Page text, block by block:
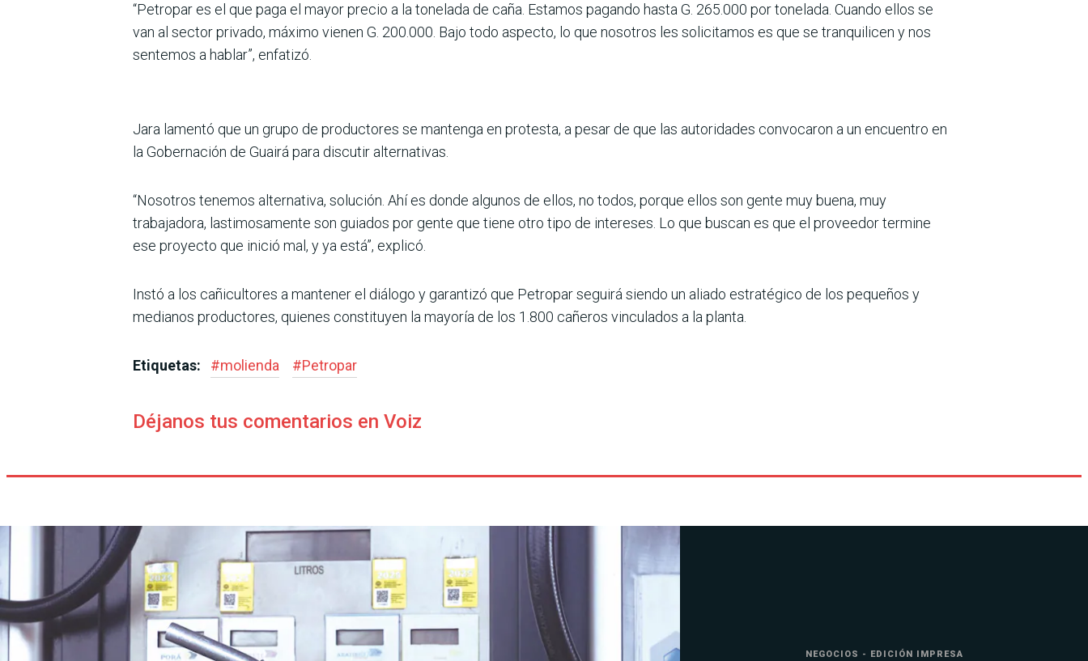
“Petropar es el que paga el mayor precio a la tonelada de caña. Estamos pagando hasta G. 265.000 por tonelada. Cuando ellos se
van al sector privado, máximo vienen G. 200.000. Bajo todo aspecto, lo que nosotros les solicitamos es que se tranquilicen y nos
sentemos a hablar”, enfatizó.
Jara lamentó que un grupo de productores se mantenga en protesta, a pesar de que las autoridades convocaron a un encuentro en
la Gobernación de Guairá para discutir alternativas.
“Nosotros tenemos alternativa, solución. Ahí es donde algunos de ellos, no todos, porque ellos son gente muy buena, muy
trabajadora, lastimosamente son guiados por gente que tiene otro tipo de intereses. Lo que buscan es que el proveedor termine
ese proyecto que inició mal, y ya está”, explicó.
Instó a los cañicultores a mantener el diálogo y garantizó que Petropar seguirá siendo un aliado estratégico de los pequeños y
medianos productores, quienes constituyen la mayoría de los 1.800 cañeros vinculados a la planta.
Etiquetas: #molienda #Petropar
Déjanos tus comentarios en Voiz
NEGOCIOS - EDICIÓN IMPRESA